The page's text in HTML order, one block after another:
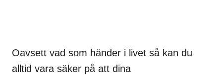
Oavsett vad som händer i livet så kan du
alltid vara säker på att dina